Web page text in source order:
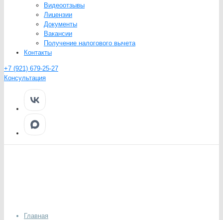
Видеоотзывы
Лицензии
Документы
Вакансии
Получение налогового вычета
Контакты
+7 (921) 679-25-27
Консультация
Главная